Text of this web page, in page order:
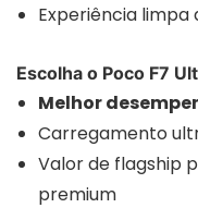
Experiência limpa
Escolha o Poco F7
Melhor
Carregamento
Valor de flagship
premium